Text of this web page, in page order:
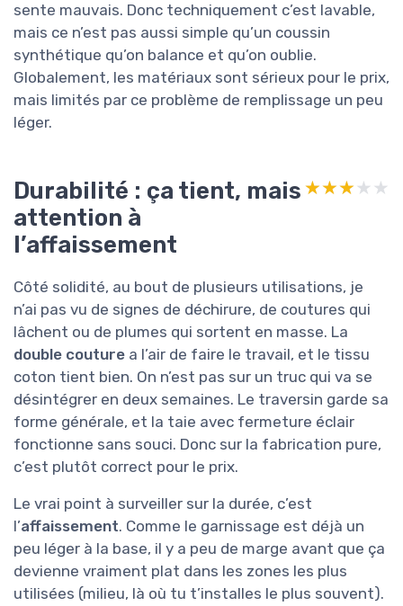
sente mauvais. Donc techniquement c’est lavable,
mais ce n’est pas aussi simple qu’un coussin
synthétique qu’on balance et qu’on oublie.
Globalement, les matériaux sont sérieux pour le prix,
mais limités par ce problème de remplissage un peu
léger.
Durabilité : ça tient, mais
attention à
l’affaissement
★★★★★
★★★★★
Côté solidité, au bout de plusieurs utilisations, je
n’ai pas vu de signes de déchirure, de coutures qui
lâchent ou de plumes qui sortent en masse. La
double couture a l’air de faire le travail, et le tissu
coton tient bien. On n’est pas sur un truc qui va se
désintégrer en deux semaines. Le traversin garde sa
forme générale, et la taie avec fermeture éclair
fonctionne sans souci. Donc sur la fabrication pure,
c’est plutôt correct pour le prix.
Le vrai point à surveiller sur la durée, c’est
l’affaissement. Comme le garnissage est déjà un
peu léger à la base, il y a peu de marge avant que ça
devienne vraiment plat dans les zones les plus
utilisées (milieu, là où tu t’installes le plus souvent).